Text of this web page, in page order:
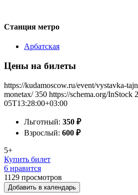
Станция метро
Арбатская
Цены на билеты
https://kudamoscow.ru/event/vystavka-
monetax/ 350 https://schema.org/InStock
05T13:28:00+03:00
Льготный: 350 ₽
Взрослый: 600 ₽
5+
Купить билет
6 нравится
1129 просмотров
Добавить в календарь